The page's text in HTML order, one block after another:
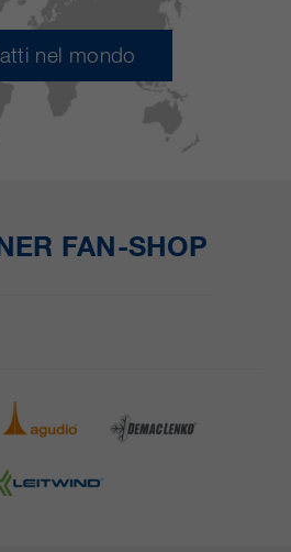
nel mondo
FAN-SHOP